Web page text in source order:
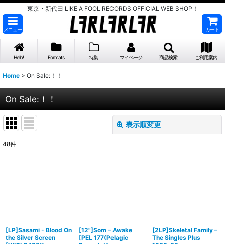
東京・新代田 LIKE A FOOL RECORDS OFFICIAL WEB SHOP！
メニュー カート
Hello! Formats 特集 マイページ 商品検索 ご利用案内
Home > On Sale:！！
On Sale:！！
表示順変更
絞り込む
48件
[LP]Sasami - Blood On
the Silver Screen
[12"]Som ‎– Awake
[PEL 177(Pelagic
[2LP]Skeletal Family –
The Singles Plus